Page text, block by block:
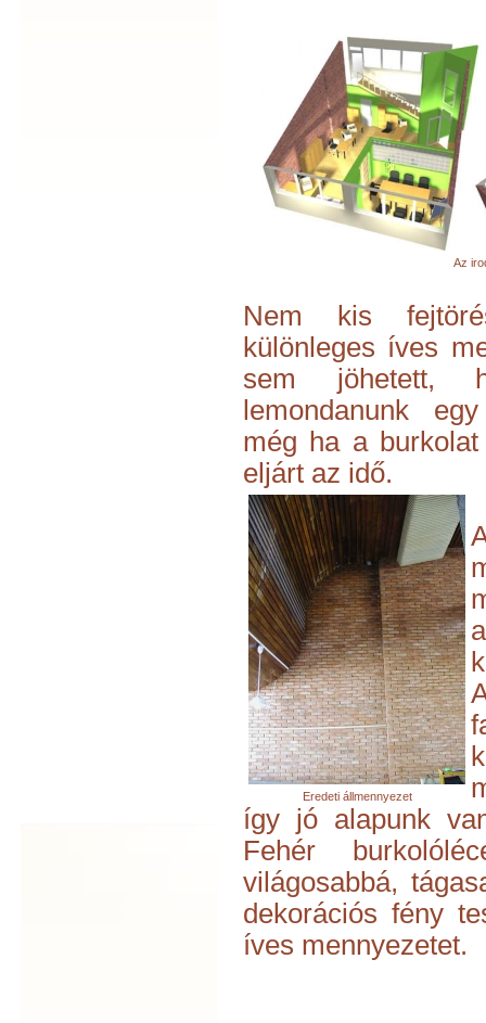
Az
Nem kis
különleges íves
sem jöhetett,
lemondanunk
még ha a
eljárt az idő.
Eredeti állmennyezet
így jó alapunk
Fehér
világosabbá,
dekorációs fény
íves mennyezetet.